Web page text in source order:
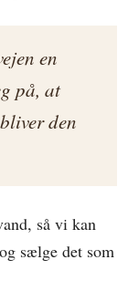
en
på, at
den
så vi kan
sælge det som